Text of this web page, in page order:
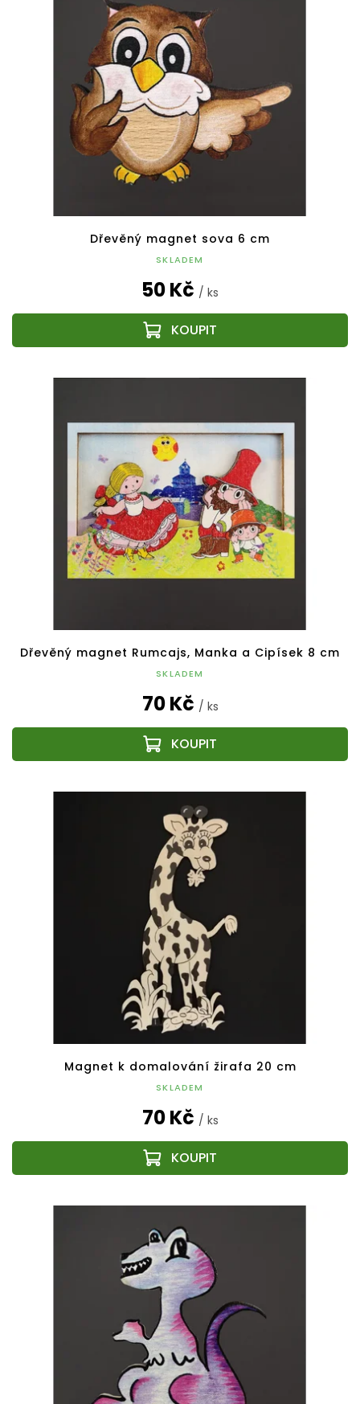
Dřevěný magnet sova 6 cm
SKLADEM
50 Kč / ks
Dřevěný magnet Rumcajs, Manka a Cipísek 8 cm
SKLADEM
70 Kč / ks
Magnet k domalování žirafa 20 cm
SKLADEM
70 Kč / ks